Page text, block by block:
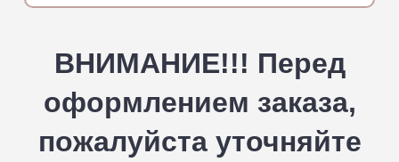
ВНИМАНИЕ!!! Перед
оформлением заказа,
пожалуйста уточняйте